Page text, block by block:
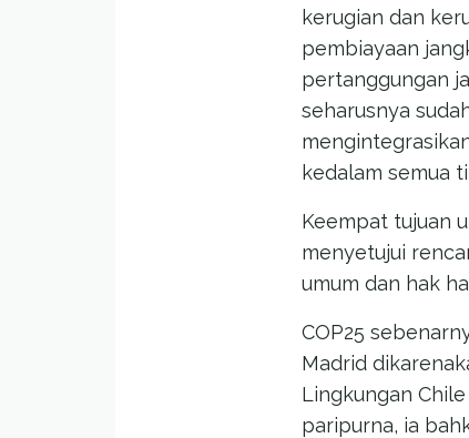
kerugian dan
pembiayaan
pertanggungan
seharusnya
kedalam semua
Keempat tujuan
menyetujui
umum dan hak
COP25
Madrid
Lingkungan
paripurna, ia